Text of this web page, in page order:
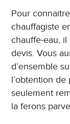
Pour
chauffagiste
chauffe-eau,
devis. Vous
d’ensemble
l’obtention
seulement
la ferons